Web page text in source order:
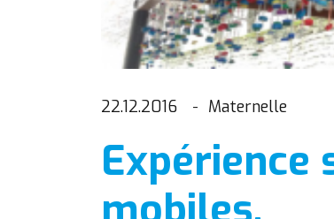
22.12.2016 Maternelle
Expérience